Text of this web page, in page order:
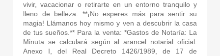
vivir, vacacionar o retirarte en un entorno tranquilo y
lleno de belleza. **¡No esperes más para sentir su
magia! Llámanos hoy mismo y ven a descubrir la casa
de tus sueños.** Para la venta: *Gastos de Notaría: La
Minuta se calculará según al arancel notarial oficial:
Anexo I, del Real Decreto 1426/1989, de 17 de